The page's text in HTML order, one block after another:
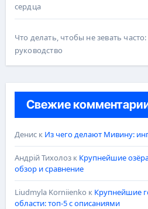
сердца
Что делать, чтобы не зевать
руководство
Свежие
Дениск Из чего делают Мивину:
Андрій Тихолозк Крупнейшие
обзор и сравнение
Liudmyla Korniienko к Крупнейшие
области: топ-5 с описаниями